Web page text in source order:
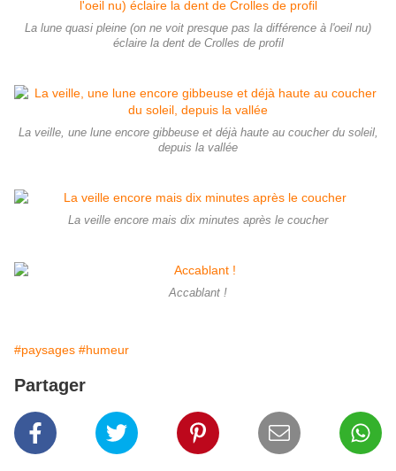
La lune quasi pleine (on ne voit presque pas la différence à l'oeil nu)
éclaire la dent de Crolles de profil
La veille, une lune encore gibbeuse et déjà haute au coucher du soleil,
depuis la vallée
La veille encore mais dix minutes après le coucher
Accablant !
#paysages #humeur
Partager